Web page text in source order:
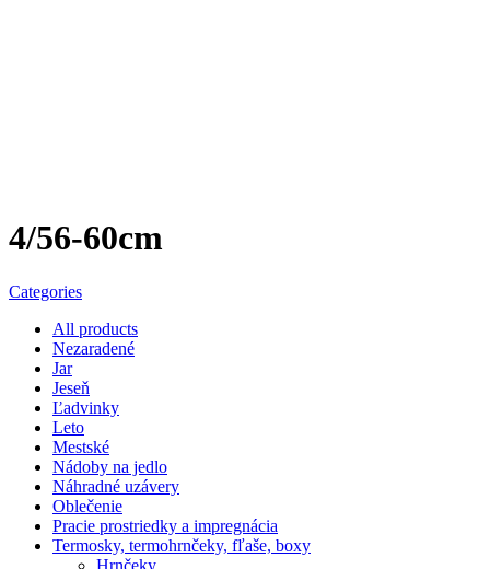
4/56-60cm
Categories
All products
Nezaradené
Jar
Jeseň
Ľadvinky
Leto
Mestské
Nádoby na jedlo
Náhradné uzávery
Oblečenie
Pracie prostriedky a impregnácia
Termosky, termohrnčeky, fľaše, boxy
Hrnčeky